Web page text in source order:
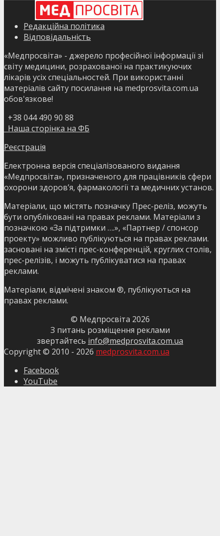
Редакційна політика
Відповідальність
«Медпросвіта» - джерело професійної інформації зі
світу медицини, розрахованої на практикуючих
лікарів усіх спеціальностей. При використанні
матеріалів сайту посилання на medprosvita.com.ua
обов'язкове!
+38 044 490 90 88
Наша сторінка на ФБ
Реєстрація
Електронна версія спеціалізованого видання
«Медпросвіта», призначеного для працівників сфери
охорони здоров’я, фармакології та медичних установ.
Матеріали, що містять позначку Прес-реліз, можуть
бути опубліковані на правах реклами. Матеріали з
позначкою «За підтримки ….», «Партнер / спонсор
проекту» можливо публікуються на правах реклами.
засновані на змісті прес-конференцій, круглих столів,
прес-релізів, і можуть публікуватися на правах
реклами.
Матеріали, відмічені знаком ®, публікуються на
правах реклами.
© Медпросвіта 2026
З питань розміщення реклами
звертайтесь info@medprosvita.com.ua
Copyright © 2010 - 2026 medprosvita.com.ua
Facebook
YouTube